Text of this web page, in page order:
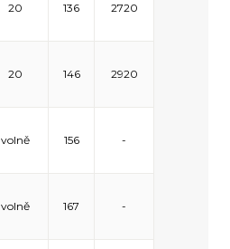
20 136 2720
20 146 2920
volně 156 -
volně 167 -